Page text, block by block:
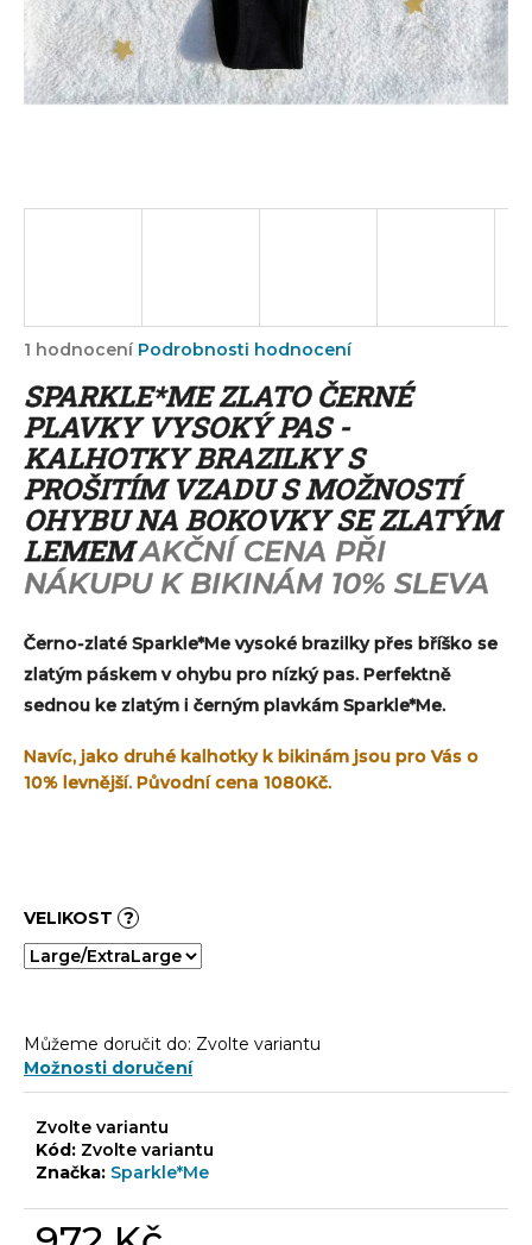
Průměrné
produktu
je
5,0
z
5
hvězdiček.
1 hodnocení Podrobnosti hodnocení
SPARKLE*ME ZLATO ČERNÉ
PLAVKY VYSOKÝ PAS -
KALHOTKY BRAZILKY S
PROŠITÍM VZADU S MOŽNOSTÍ
OHYBU NA BOKOVKY SE ZLATÝM
LEMEMAKČNÍ CENA PŘI
NÁKUPU K BIKINÁM 10% SLEVA
Černo-zlaté Sparkle*Me vysoké brazilky přes bříško se
zlatým páskem v ohybu pro nízký pas. Perfektně
sednou ke zlatým i černým plavkám Sparkle*Me.
Navíc, jako druhé kalhotky k bikinám jsou pro Vás o
10% levnější. Původní cena 1080Kč.
VELIKOST ?
Můžeme doručit do: Zvolte variantu
Možnosti doručení
Zvolte variantu
Kód: Zvolte variantu
Značka: Sparkle*Me
a
j
í
D
o
p
o
r
u
č
u
j
m
e